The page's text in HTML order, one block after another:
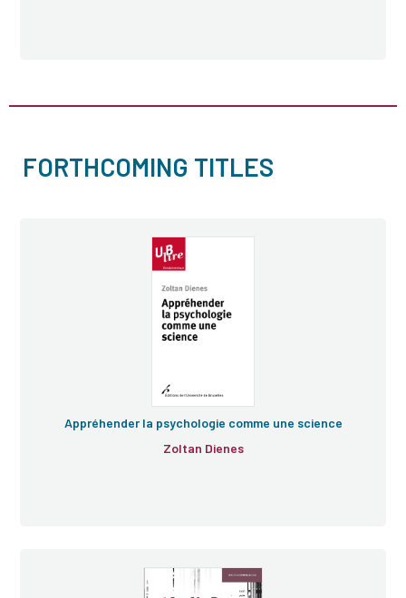
FORTHCOMING TITLES
Appréhender la psychologie comme une science
Zoltan Dienes